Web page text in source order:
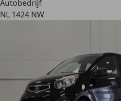
Autobedrijf
NL 1424 NW